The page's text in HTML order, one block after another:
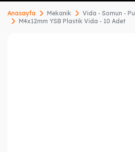
Anasayfa Mekanik
Vida - Somun - Pul
M4x12mm YSB Plastik Vida - 10 Adet